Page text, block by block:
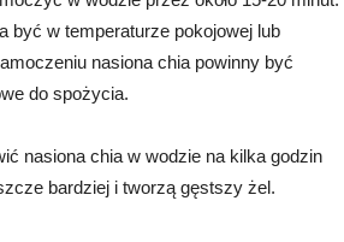
być w temperaturze pokojowej lub
nasiona chia powinny być
do spożycia.
nasiona chia w wodzie na kilka godzin
bardziej i tworzą gęstszy żel.